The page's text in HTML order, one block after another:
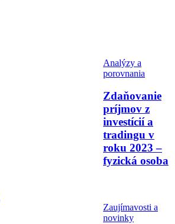
Analýzy a
porovnania
Zdaňovanie
príjmov z
investícií a
tradingu v
roku 2023 –
fyzická osoba
Zaujímavosti a
novinky